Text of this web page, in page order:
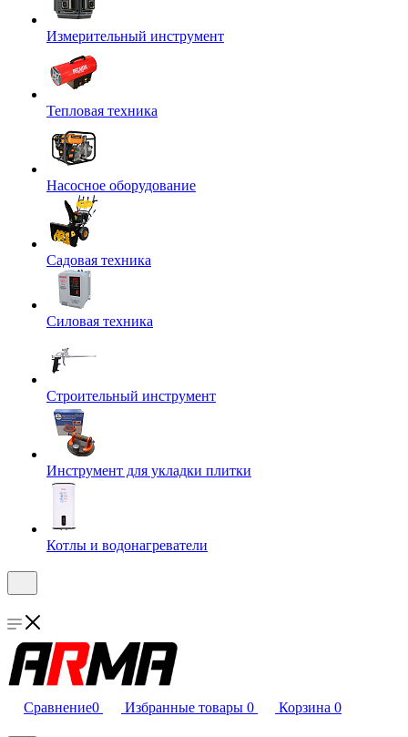
Измерительный инструмент
Тепловая техника
Насосное оборудование
Садовая техника
Силовая техника
Строительный инструмент
Инструмент для укладки плитки
Котлы и водонагреватели
Сравнение0 Избранные товары 0 Корзина 0